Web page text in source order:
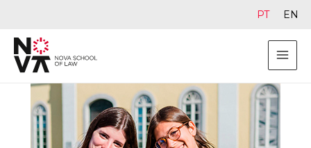
PT EN